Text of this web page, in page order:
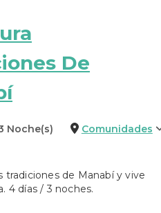
De
Noche(s)
Comunidades
tradiciones de Manabí y vive
4 días / 3 noches.